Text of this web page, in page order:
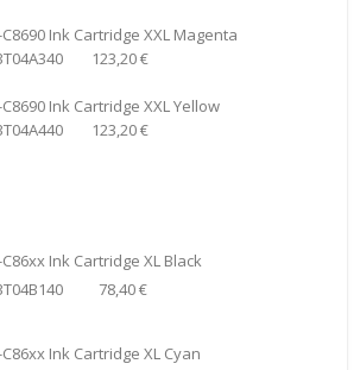
C8690 Ink Cartridge XXL Magenta
123,20 €
C8690 Ink Cartridge XXL Yellow
123,20 €
C86xx Ink Cartridge XL Black
78,40 €
Ink Cartridge XL Cyan